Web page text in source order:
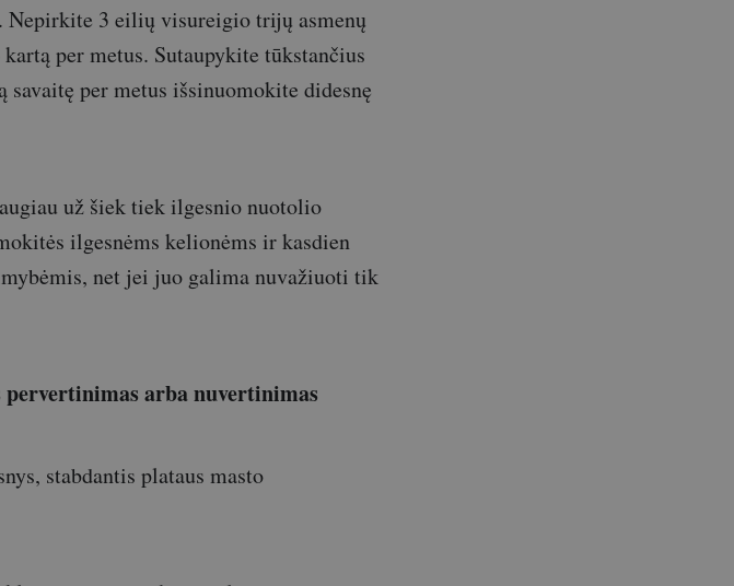
3 eilių visureigio trijų asmenų
per metus. Sutaupykite tūkstančius
per metus išsinuomokite didesnę
už šiek tiek ilgesnio nuotolio
ilgesnėms kelionėms ir kasdien
net jei juo galima nuvažiuoti tik
arba nuvertinimas
stabdantis plataus masto